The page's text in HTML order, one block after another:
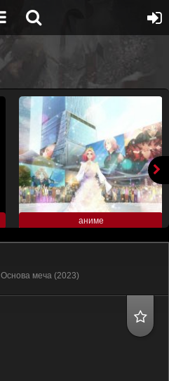
аниме
» Основа меча (2023)